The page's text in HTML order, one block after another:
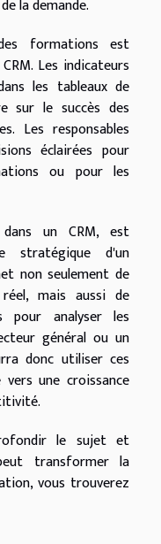
la demande.
formations est
Les indicateurs
les tableaux de
sur le succès des
Les responsables
éclairées pour
ou pour les
un CRM, est
stratégique d'un
non seulement de
mais aussi de
pour analyser les
général ou un
donc utiliser ces
une croissance
le sujet et
transformer la
vous trouverez